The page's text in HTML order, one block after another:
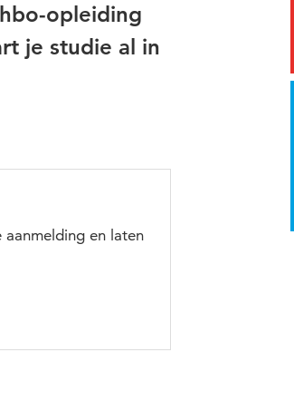
opleiding
je studie al in
en laten